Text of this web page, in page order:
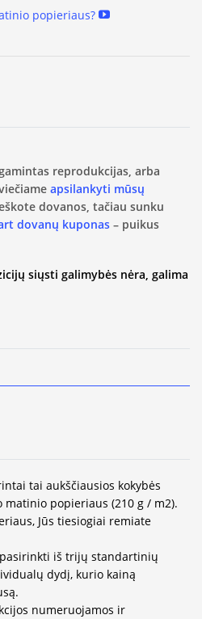
popieriaus?
reprodukcijas, arba
apsilankyti mūsų
dovanos, tačiau sunku
dovanų kuponas – puikus
siųsti galimybės nėra, galima
tai aukščiausios kokybės
popieriaus (210 g / m2).
Jūs tiesiogiai remiate
iš trijų standartinių
dydį, kurio kainą
numeruojamos ir